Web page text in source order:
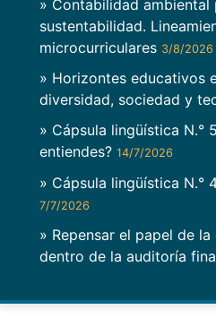
» Contabilidad ambiental
sustentabilidad.
microcurriculares 3/8/2026
» Horizontes educativos
diversidad, sociedad y
» Cápsula lingüística N.°
entiendes? 14/7/2026
» Cápsula lingüística N.°
7/7/2026
» Repensar el papel de
dentro de la auditoría